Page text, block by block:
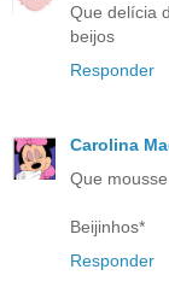
Que delícia
beijos
Responder
Carolina
Que
Beijinhos*
Responder